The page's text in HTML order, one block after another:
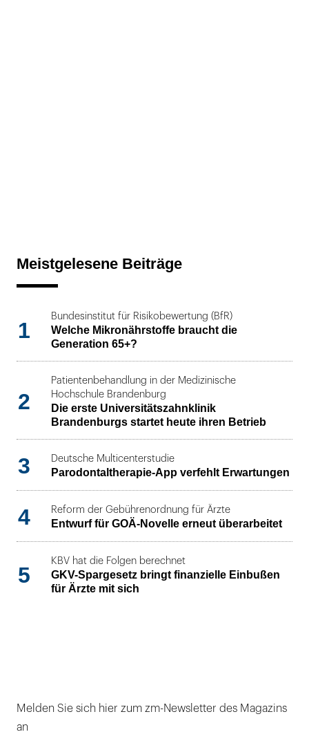
Meistgelesene Beiträge
1
Bundesinstitut für Risikobewertung (BfR)
Welche Mikronährstoffe braucht die
Generation 65+?
2
Patientenbehandlung in der Medizinische
Hochschule Brandenburg
Die erste Universitätszahnklinik
Brandenburgs startet heute ihren Betrieb
3 Deutsche Multicenterstudie
Parodontaltherapie-App verfehlt Erwartungen
4 Reform der Gebührenordnung für Ärzte
Entwurf für GOÄ-Novelle erneut überarbeitet
5
KBV hat die Folgen berechnet
GKV-Spargesetz bringt finanzielle Einbußen
für Ärzte mit sich
Melden Sie sich hier zum zm-Newsletter des Magazins
an